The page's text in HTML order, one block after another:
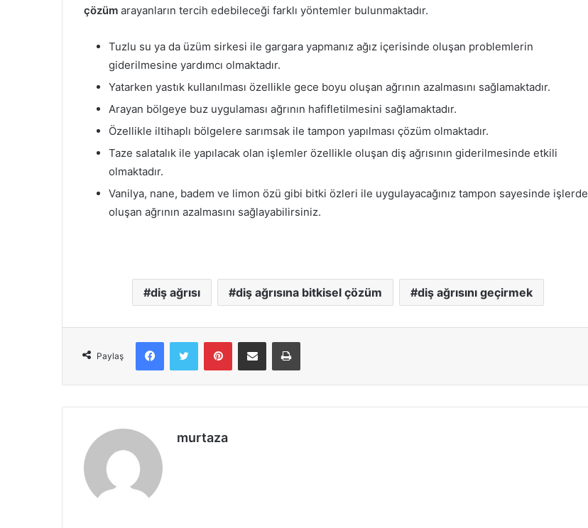
çözüm arayanların tercih edebileceği farklı yöntemler bulunmaktadır.
Tuzlu su ya da üzüm sirkesi ile gargara yapmanız ağız içerisinde oluşan problemlerin
giderilmesine yardımcı olmaktadır.
Yatarken yastık kullanılması özellikle gece boyu oluşan ağrının azalmasını sağlamaktadır.
Arayan bölgeye buz uygulaması ağrının hafifletilmesini sağlamaktadır.
Özellikle iltihaplı bölgelere sarımsak ile tampon yapılması çözüm olmaktadır.
Taze salatalık ile yapılacak olan işlemler özellikle oluşan diş ağrısının giderilmesinde etkili
olmaktadır.
Vanilya, nane, badem ve limon özü gibi bitki özleri ile uygulayacağınız tampon sayesinde işlerde
oluşan ağrının azalmasını sağlayabilirsiniz.
diş ağrısı diş ağrısına bitkisel çözüm diş ağrısını geçirmek
Paylaş
Facebook
X PinterestE-Posta ile paylaş Yazdır
murtaza